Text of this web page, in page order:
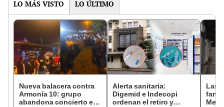
LO MÁS VISTO LO ÚLTIMO
Nueva balacera contra
Armonía 10: grupo
abandona concierto en
Alerta sanitaria:
Digemid e Indecopi
ordenan el retiro y
Las